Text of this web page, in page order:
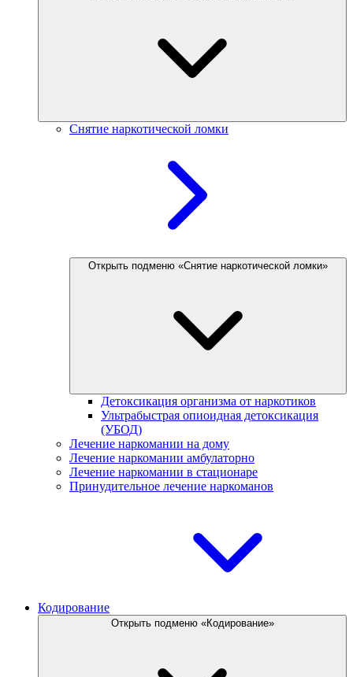
Снятие наркотической ломки
Открыть подменю «Снятие наркотической ломки»
Детоксикация организма от наркотиков
Ультрабыстрая опиоидная детоксикация
(УБОД)
Лечение наркомании на дому
Лечение наркомании амбулаторно
Лечение наркомании в стационаре
Принудительное лечение наркоманов
Кодирование
Открыть подменю «Кодирование»